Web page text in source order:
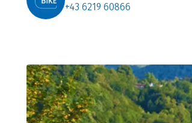
+43 6219 60866